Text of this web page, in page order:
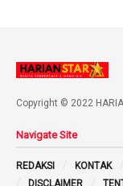
Copyright © 2022
Navigate Site
REDAKSI KONTAK
DISCLAIMER